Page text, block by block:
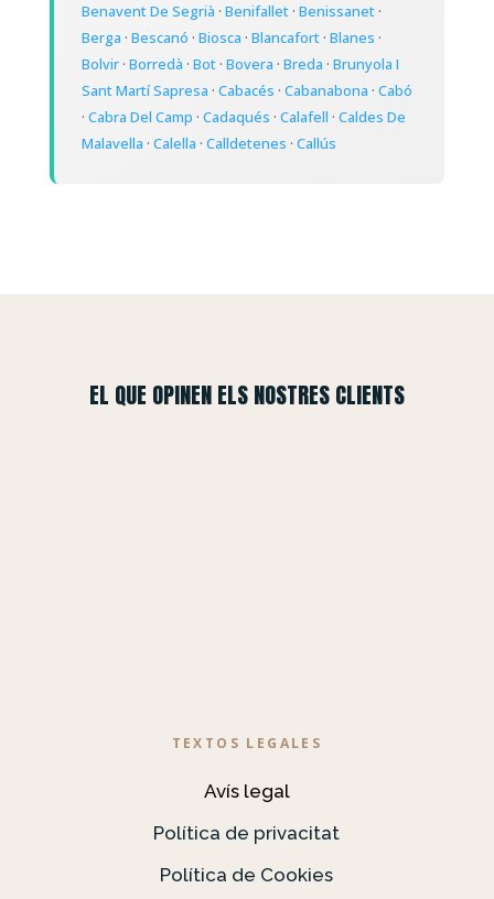
Benavent De Segrià · Benifallet· Benissanet·
Berga · Bescanó · Biosca · Blancafort· Blanes ·
Bolvir· Borredà · Bot· Bovera · Breda · Brunyola I
Sant Martí Sapresa · Cabacés · Cabanabona · Cabó
· Cabra Del Camp · Cadaqués · Calafell · Caldes De
Malavella · Calella · Calldetenes · Callús
EL QUE OPINEN ELS NOSTRES CLIENTS
TEXTOS LEGALES
Avís legal
Política de privacitat
Política de Cookies